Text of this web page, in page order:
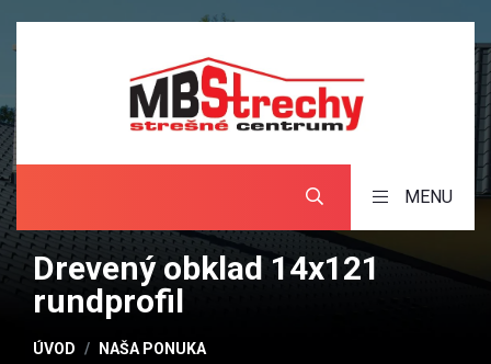
MENU
Drevený obklad 14x121
rundprofil
ÚVOD
NAŠA PONUKA